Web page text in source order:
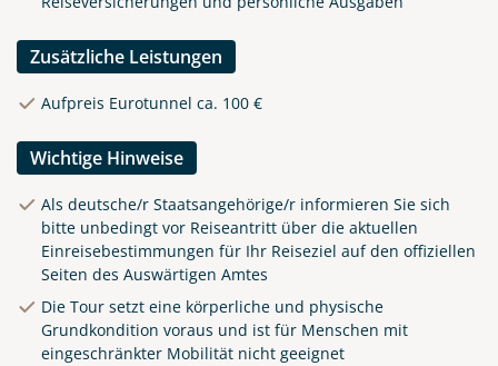
Klippen in Cornwall
Zusätzliche Leistungen
Aufpreis Eurotunnel ca. 100 €
Wichtige Hinweise
Als deutsche/r Staatsangehörige/r informieren Sie sich
bitte unbedingt vor Reiseantritt über die aktuellen
Einreisebestimmungen für Ihr Reiseziel auf den offiziellen
Seiten des Auswärtigen Amtes
Die Tour setzt eine körperliche und physische
Grundkondition voraus und ist für Menschen mit
eingeschränkter Mobilität nicht geeignet